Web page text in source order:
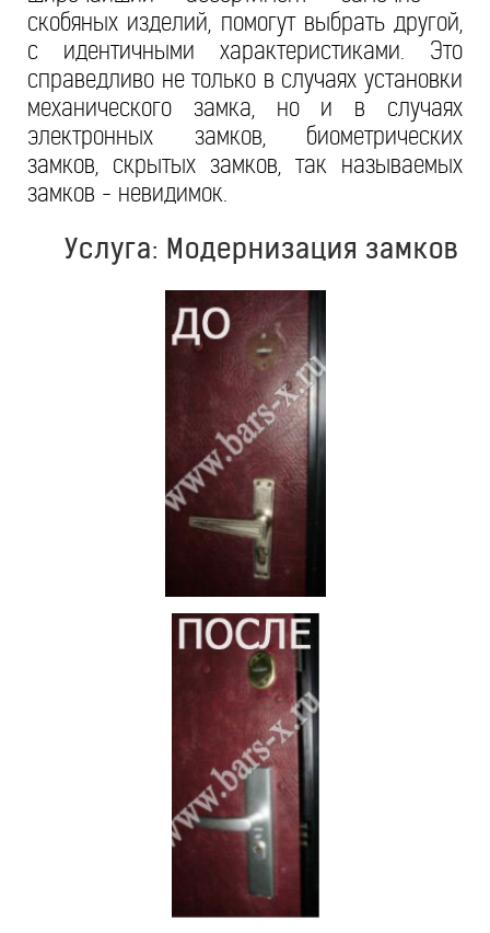
скобяных изделий, помогут выбрать другой,
с идентичными характеристиками. Это
справедливо не только в случаях установки
механического замка, но и в случаях
электронных замков, биометрических
замков, скрытых замков, так называемых
замков - невидимок.
Услуга: Модернизация замков